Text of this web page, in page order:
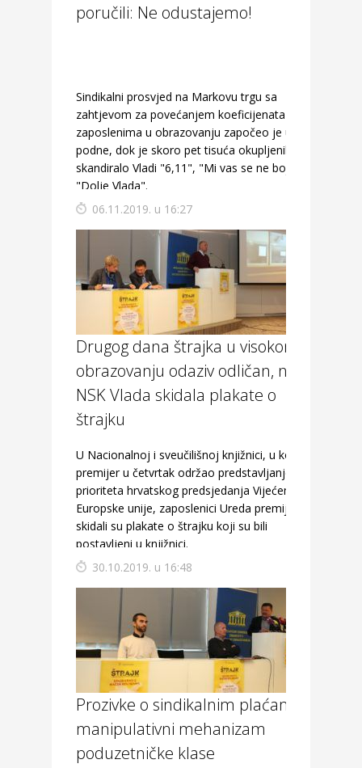
poručili: Ne odustajemo!
Sindikalni prosvjed na Markovu trgu sa
zahtjevom za povećanjem koeficijenata
zaposlenima u obrazovanju započeo je u
podne, dok je skoro pet tisuća okupljenih
skandiralo Vladi "6,11", "Mi vas se ne bojimo" i
"Dolje Vlada".
06.11.2019. u 16:27
Drugog dana štrajka u visokom
obrazovanju odaziv odličan, na
NSK Vlada skidala plakate o
štrajku
U Nacionalnoj i sveučilišnoj knjižnici, u kojoj je
premijer u četvrtak održao predstavljanje
prioriteta hrvatskog predsjedanja Vijećem
Europske unije, zaposlenici Ureda premijera
skidali su plakate o štrajku koji su bili
postavljeni u knjižnici.
30.10.2019. u 16:48
Prozivke o sindikalnim plaćama su
manipulativni mehanizam
poduzetničke klase